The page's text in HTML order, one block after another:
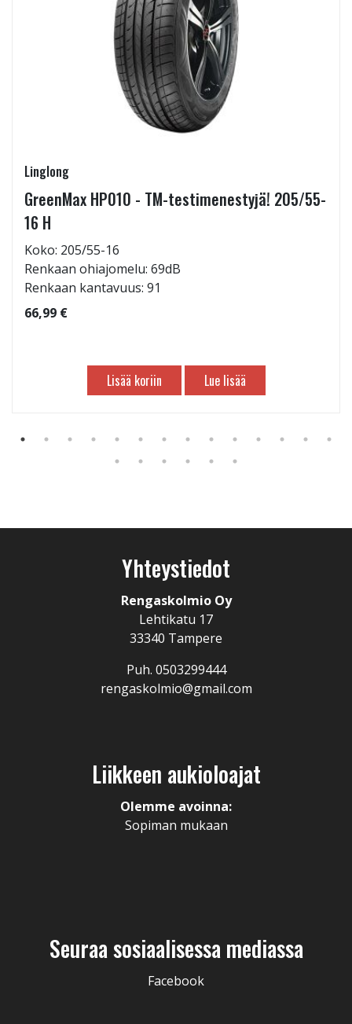
Linglong
GreenMax HP010 - TM-testimenestyjä! 205/55-
16 H
Koko: 205/55-16
Renkaan ohiajomelu: 69dB
Renkaan kantavuus: 91
66,99 €
Lisää koriin Lue lisää
Yhteystiedot
Rengaskolmio Oy
Lehtikatu 17
33340 Tampere
Puh. 0503299444
rengaskolmio@gmail.com
Liikkeen aukioloajat
Olemme avoinna:
Sopiman mukaan
Seuraa sosiaalisessa mediassa
Facebook